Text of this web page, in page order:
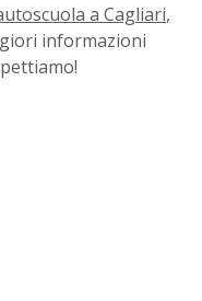
a Cagliari,
informazioni